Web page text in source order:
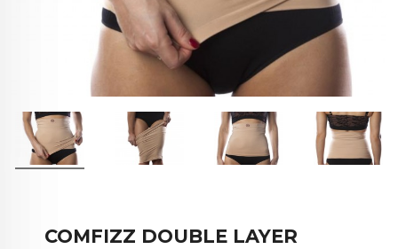
COMFIZZ DOUBLE LAYER